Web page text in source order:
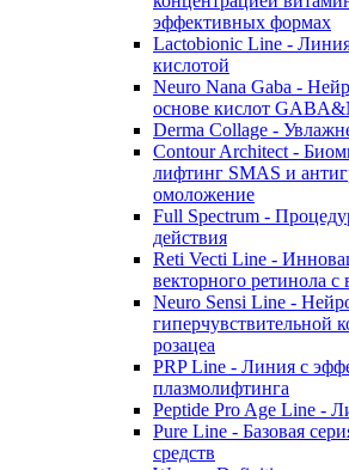
эффективных формах
Lactobionic Line -
кислотой
Neuro Nana Gaba -
основе кислот
Derma Collage -
Contour Architect -
лифтинг SMAS и
омоложение
Full Spectrum -
действия
Reti Vecti Line -
векторного ретинола
Neuro Sensi Line -
гиперчувствительной
розацеа
PRP Line - Линия с
плазмолифтинга
Peptide Pro Age Line -
Pure Line - Базовая
средств